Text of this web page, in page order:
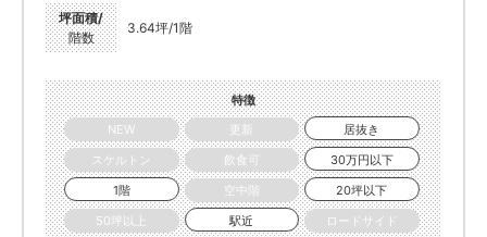
坪面積/
階数
3.64坪/1階
特徴
NEW
更新
居抜き
スケルトン
飲食可
30万円以下
1階
空中階
20坪以下
50坪以上
駅近 ロードサイド